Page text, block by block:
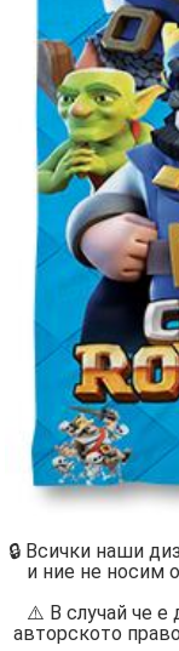
🔒 Всички наши
и ние не носим
⚠️ В случай че е
авторското